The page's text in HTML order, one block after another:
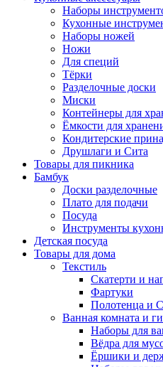
Наборы
Кухонные
Наборы ножей
Ножи
Для специй
Тёрки
Разделочные доски
Миски
Контейнеры для
Ёмкости для
Кондитерские
Друшлаги и Сита
Товары для пикника
Бамбук
Доски разделочные
Плато для подачи
Посуда
Инструменты
Детская посуда
Товары для дома
Текстиль
Скатерти и
Фартуки
Полотенца и
Ванная комната и
Наборы для
Вёдра для
Ёршики и